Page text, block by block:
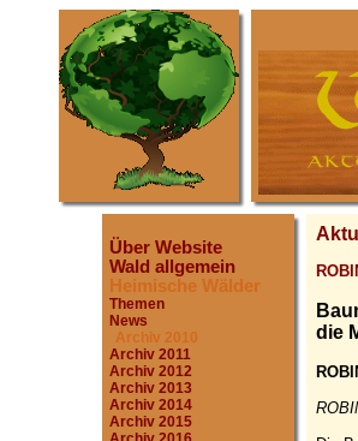
Über Website
Wald allgemein
Heimische Wälder
Themen
News
Archiv 2010
Archiv 2011
Archiv 2012
Archiv 2013
Archiv 2014
Archiv 2015
die